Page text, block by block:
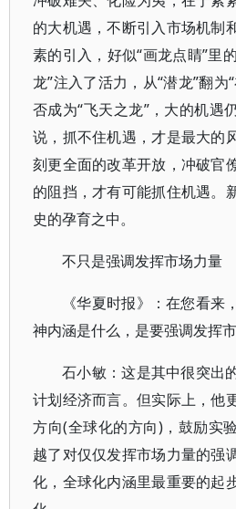
的大机遇，不断引入市场机制
素的引入，好似“画龙点睛”里
龙”注入了活力，从“潜龙”翻为
否成为“飞天之龙”，大的机遇
说，抓不住机遇，才是最大的
刻更全面的改革开放，冲破官
的阻挡，才有可能抓住机遇。
史的孕育之中。
不只是强调发挥市场力量
《华夏时报》：在您看来
神内涵是什么，是要强调发挥
石小敏：这是其中很突出
计划经济而言。但实际上，他
方向(全球化的方向)，鼓励实
越了对仅仅发挥市场力量的强
化，全球化内涵里最重要的起